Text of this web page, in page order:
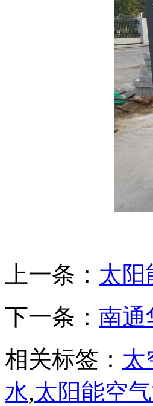
上一条： 太阳
下一条： 南通
相关标签： 太
水,太阳能空